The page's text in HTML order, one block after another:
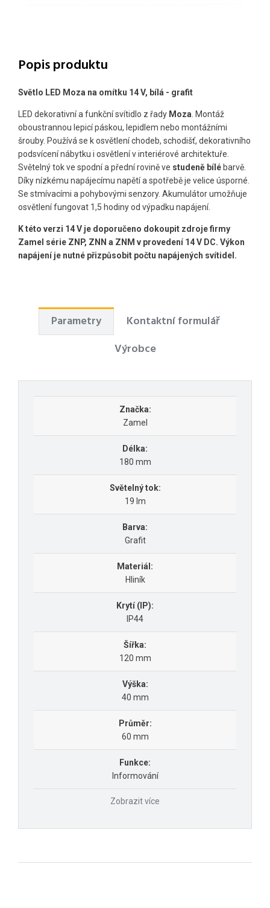
Popis produktu
Světlo LED Moza na omítku 14 V, bílá - grafit
LED dekorativní a funkční svítidlo z řady Moza . Montáž
oboustrannou lepicí páskou, lepidlem nebo montážními
šrouby. Používá se k osvětlení chodeb, schodišť, dekorativního
podsvícení nábytku i osvětlení v interiérové ​​architektuře.
Světelný tok ve spodní a přední rovině ve studeně bílé barvě.
Díky nízkému napájecímu napětí a spotřebě je velice úsporné.
Se stmívacími a pohybovými senzory. Akumulátor umožňuje
osvětlení fungovat 1,5 hodiny od výpadku napájení.
K této verzi 14 V je doporučeno dokoupit zdroje firmy
Zamel série ZNP, ZNN a ZNM v provedení 14 V DC. Výkon
napájení je nutné přizpůsobit počtu napájených svítidel.
Parametry
Kontaktní formulář
Výrobce
Značka:
Zamel
Délka:
180 mm
Světelný tok:
19 lm
Barva:
Grafit
Materiál:
Hliník
Krytí (IP):
IP44
Šířka:
120 mm
Výška:
40 mm
Průměr:
60 mm
Funkce:
Informování
Zobrazit více